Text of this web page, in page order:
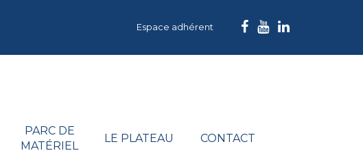
Espace adhérent
PARC DE
MATÉRIEL
LE PLATEAU CONTACT